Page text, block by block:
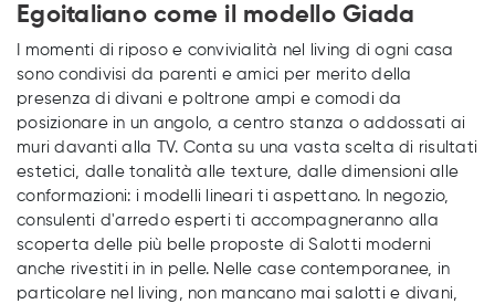
Egoitaliano come il modello Giada
I momenti di riposo e convivialità nel living di ogni casa
sono condivisi da parenti e amici per merito della
presenza di divani e poltrone ampi e comodi da
posizionare in un angolo, a centro stanza o addossati ai
muri davanti alla TV. Conta su una vasta scelta di risultati
estetici, dalle tonalità alle texture, dalle dimensioni alle
conformazioni: i modelli lineari ti aspettano. In negozio,
consulenti d'arredo esperti ti accompagneranno alla
scoperta delle più belle proposte di Salotti moderni
anche rivestiti in in pelle. Nelle case contemporanee, in
particolare nel living, non mancano mai salotti e divani,